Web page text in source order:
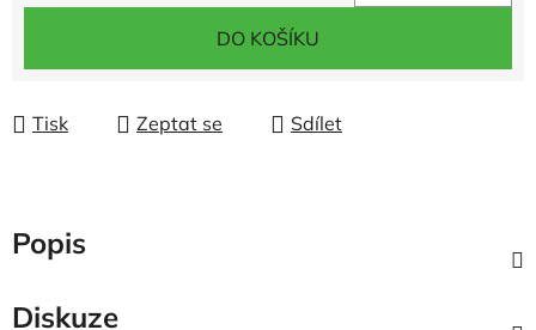
Měrná cena:
DO KOŠÍKU
Tisk Zeptat se Sdílet
Popis
Diskuze